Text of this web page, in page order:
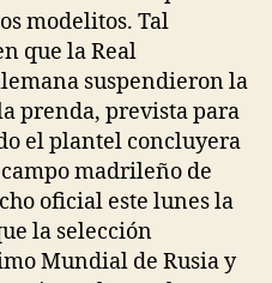
modelitos. Tal
que la Real
suspendieron la
prenda, prevista para
el plantel concluyera
madrileño de
oficial este lunes la
la selección
Mundial de Rusia y